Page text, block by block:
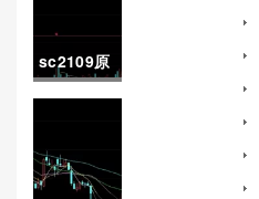
sc2109原
油(sc2110